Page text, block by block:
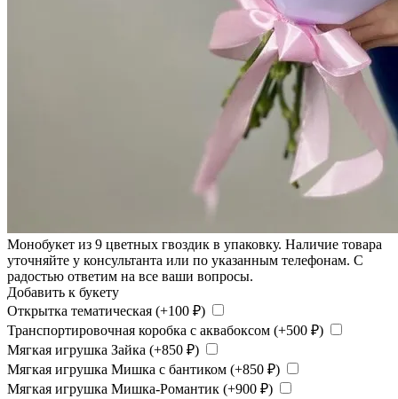
Монобукет из 9 цветных гвоздик в упаковку. Наличие товара
уточняйте у консультанта или по указанным телефонам. С
радостью ответим на все ваши вопросы.
Добавить к букету
Открытка тематическая (+100 ₽)
Транспортировочная коробка с аквабоксом (+500 ₽)
Мягкая игрушка Зайка (+850 ₽)
Мягкая игрушка Мишка с бантиком (+850 ₽)
Мягкая игрушка Мишка-Романтик (+900 ₽)